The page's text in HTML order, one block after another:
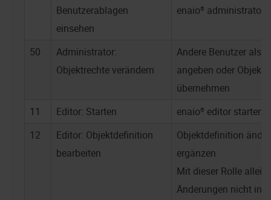
Benutzerablagen
einsehen
enaio® administrator
50
Administrator:
Objektrechte verändern
Andere Benutzer als
angeben oder
übernehmen
11
Editor: Starten enaio® editor starten
12
Editor: Objektdefinition
bearbeiten
Objektdefinition
ergänzen
Mit dieser Rolle allein
Änderungen nicht in